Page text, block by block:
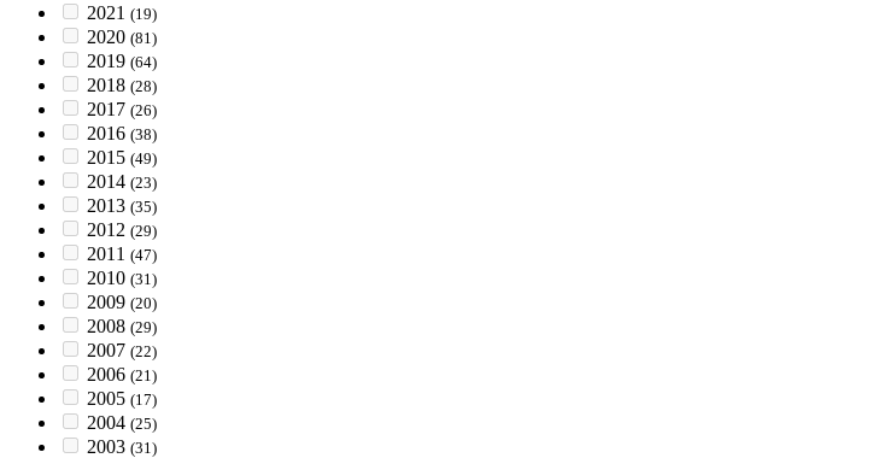
2021 (19)
2020 (81)
2019 (64)
2018 (28)
2017 (26)
2016 (38)
2015 (49)
2014 (23)
2013 (35)
2012 (29)
2011 (47)
2010 (31)
2009 (20)
2008 (29)
2007 (22)
2006 (21)
2005 (17)
2004 (25)
2003 (31)